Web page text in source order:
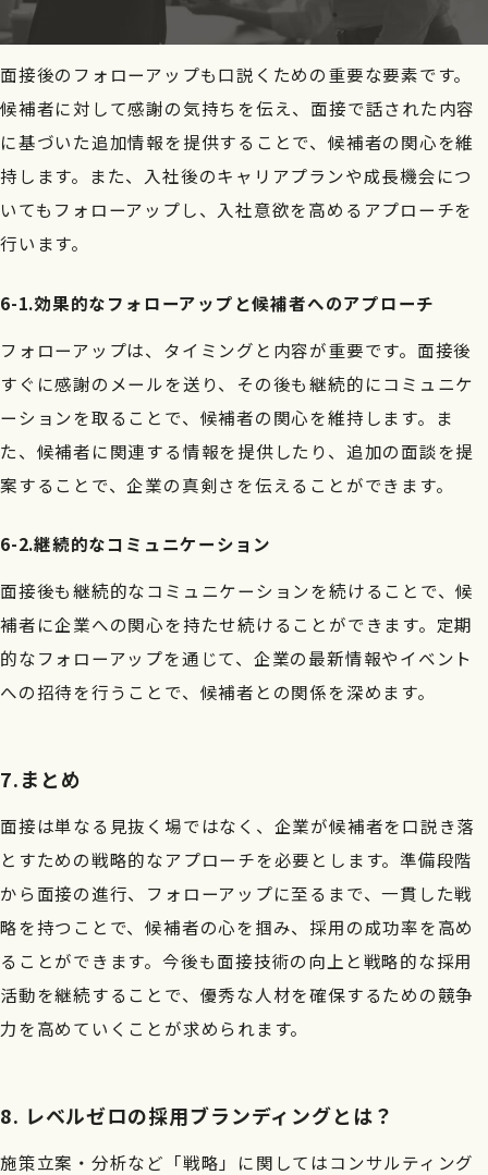
面接後のフォローアップも口説くための重要な要素です。
候補者に対して感謝の気持ちを伝え、面接で話された内容
に基づいた追加情報を提供することで、候補者の関心を維
持します。また、入社後のキャリアプランや成長機会につ
いてもフォローアップし、入社意欲を高めるアプローチを
行います。
6-1.効果的なフォローアップと候補者へのアプローチ
フォローアップは、タイミングと内容が重要です。面接後
すぐに感謝のメールを送り、その後も継続的にコミュニケ
ーションを取ることで、候補者の関心を維持します。ま
た、候補者に関連する情報を提供したり、追加の面談を提
案することで、企業の真剣さを伝えることができます。
6-2.継続的なコミュニケーション
面接後も継続的なコミュニケーションを続けることで、候
補者に企業への関心を持たせ続けることができます。定期
的なフォローアップを通じて、企業の最新情報やイベント
への招待を行うことで、候補者との関係を深めます。
7.まとめ
面接は単なる見抜く場ではなく、企業が候補者を口説き落
とすための戦略的なアプローチを必要とします。準備段階
から面接の進行、フォローアップに至るまで、一貫した戦
略を持つことで、候補者の心を掴み、採用の成功率を高め
ることができます。今後も面接技術の向上と戦略的な採用
活動を継続することで、優秀な人材を確保するための競争
力を高めていくことが求められます。
8. レベルゼロの採用ブランディングとは？
施策立案・分析など「戦略」に関してはコンサルティング